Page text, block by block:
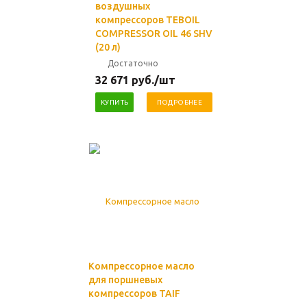
воздушных
компрессоров TEBOIL
COMPRESSOR OIL 46 SHV
(20 л)
Достаточно
32 671 руб./шт
КУПИТЬ ПОДРОБНЕЕ
Компрессорное масло
для поршневых
компрессоров TAIF